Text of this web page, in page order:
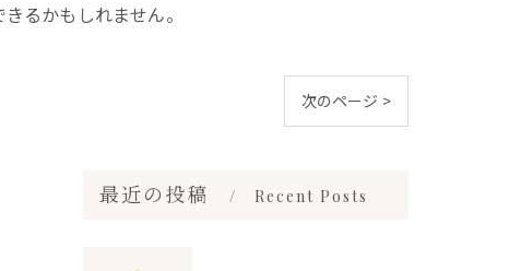
るかもしれません。
次のページ >
最近の投稿 Recent Posts